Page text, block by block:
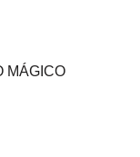
MÁGICO